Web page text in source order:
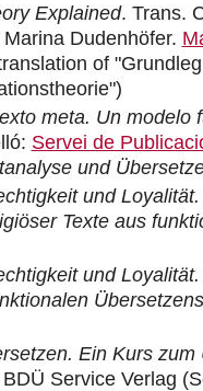
Explained. Trans.
Dudenhöfer.
of
meta. Un modelo
Servei de
und
und
Texte aus
und
Übersetzens
Ein Kurs zum
Service Verlag